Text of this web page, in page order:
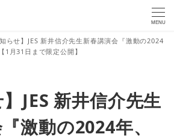
MENU
知らせ】JES 新井信介先生新春講演会『激動の2024
1月31日まで限定公開】
】JES 新井信介先生
激動の2024年、